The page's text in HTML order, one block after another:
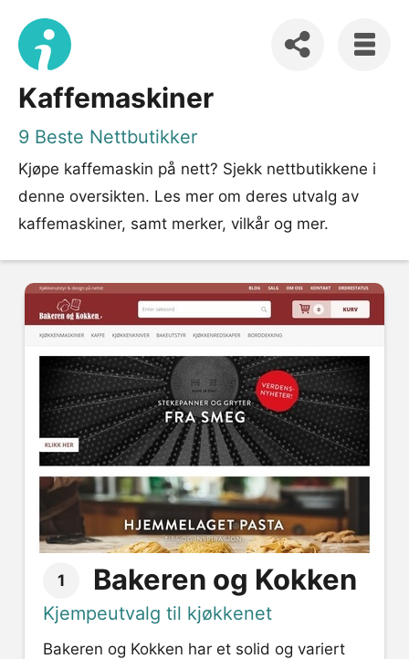
Kaffemaskiner
9 Beste Nettbutikker
Kjøpe kaffemaskin på nett? Sjekk nettbutikkene i
denne oversikten. Les mer om deres utvalg av
kaffemaskiner, samt merker, vilkår og mer.
1 Bakeren og Kokken
Kjempeutvalg til kjøkkenet
Bakeren og Kokken har et solid og variert